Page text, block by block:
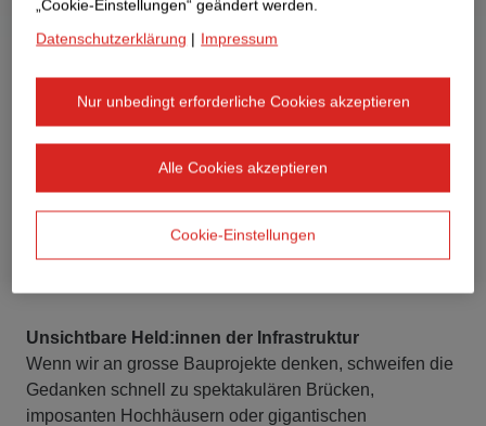
Unsichtbare Held:innen der Infrastruktur
Wenn wir an grosse Bauprojekte denken, schweifen die
Gedanken schnell zu spektakulären Brücken,
imposanten Hochhäusern oder gigantischen
„Cookie-Einstellungen“ geändert werden.
Datenschutzerklärung | Impressum
Nur unbedingt erforderliche Cookies akzeptieren
Alle Cookies akzeptieren
Cookie-Einstellungen